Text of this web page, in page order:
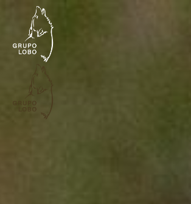
Conservação do Lobo-Ibérico | Grupo Lobo